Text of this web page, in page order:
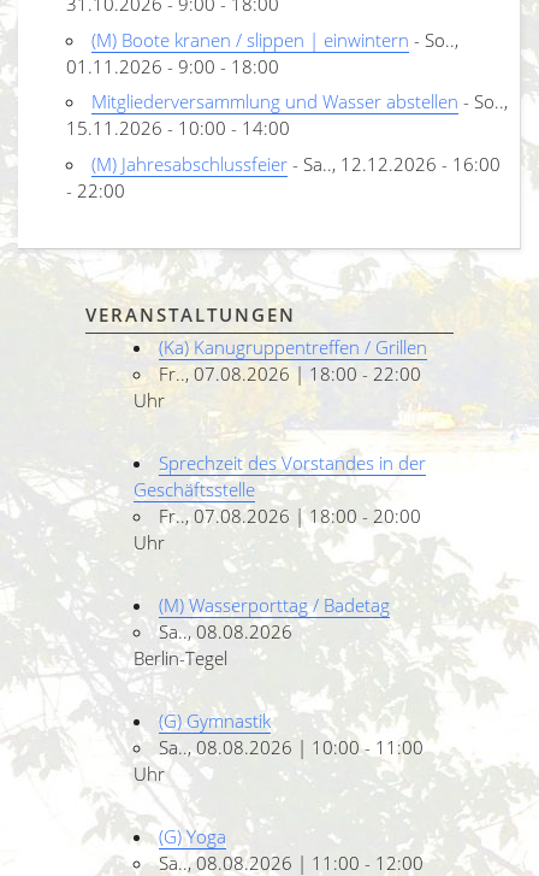
(M) Boote kranen / slippen | einwintern - So..,
01.11.2026 - 9:00 - 18:00
Mitgliederversammlung und Wasser abstellen - So..,
15.11.2026 - 10:00 - 14:00
(M) Jahresabschlussfeier - Sa.., 12.12.2026 - 16:00
- 22:00
VERANSTALTUNGEN
(Ka) Kanugruppentreffen / Grillen
Fr.., 07.08.2026 | 18:00 - 22:00
Uhr
Sprechzeit des Vorstandes in der
Geschäftsstelle
Fr.., 07.08.2026 | 18:00 - 20:00
Uhr
(M) Wasserporttag / Badetag
Sa.., 08.08.2026
Berlin-Tegel
(G) Gymnastik
Sa.., 08.08.2026 | 10:00 - 11:00
Uhr
(G) Yoga
Sa.., 08.08.2026 | 11:00 - 12:00